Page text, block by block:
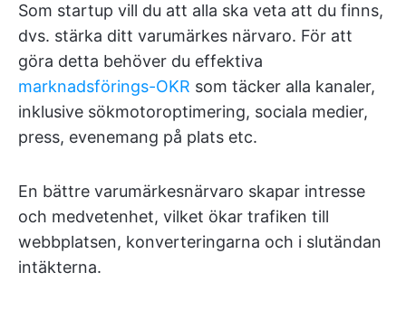
Som startup vill du att alla ska veta att du finns,
dvs. stärka ditt varumärkes närvaro. För att
göra detta behöver du effektiva
marknadsförings-OKR som täcker alla kanaler,
inklusive sökmotoroptimering, sociala medier,
press, evenemang på plats etc.
En bättre varumärkesnärvaro skapar intresse
och medvetenhet, vilket ökar trafiken till
webbplatsen, konverteringarna och i slutändan
intäkterna.